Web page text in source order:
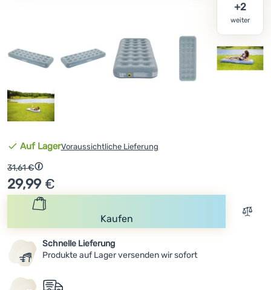
Verfügbarkeit
Auf LagerVoraussichtliche Lieferung
Ursprünglicher Preis
31,61€
29,99 €
Kaufen Zum
Schnelle Lieferung
Produkte auf Lager versenden wir sofort
weiter